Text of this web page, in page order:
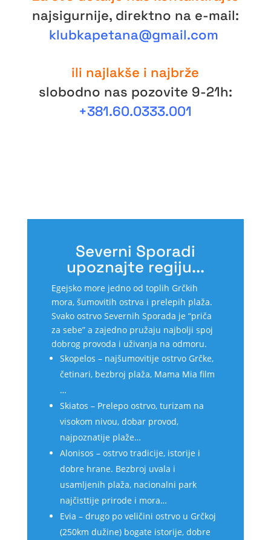
najsigurnije, direktno na e-mail:
klubkapetana@gmail.com
ili najlakše i najbrže
slobodno nas pozovite 9-21h:
+381.60.0333.001
Severni Sporadi
upoznajte regiju...
Egejsko more jedno od toplih Grčkih
mora, šumovitih ostrva i prelepih plaža.
Svako ostrvo Severnih Sporada je “priča
za sebe” a zajedno pružaju najbolji spoj
dobrog provoda i uživanja na odmoru.
Skopelos – najšumovitije ostrvo Grčke,
četinari, bezbroj plaža, Mama Mia film
…
Skiatos – Prelepo ostrvo, turizam na
visokom nivou, dobar provod,
najpoznatije plaže…
Alonisos – ostrvo tradicije, istorije i
dobre hrane. Bezbroj uvala i
usamljenih plaža, nacionalni park
najčisttije prirode i mora…
Evia – drugo po veličini ostrvo u Grčkoj
(250km dužine) bogate istorije, dobre